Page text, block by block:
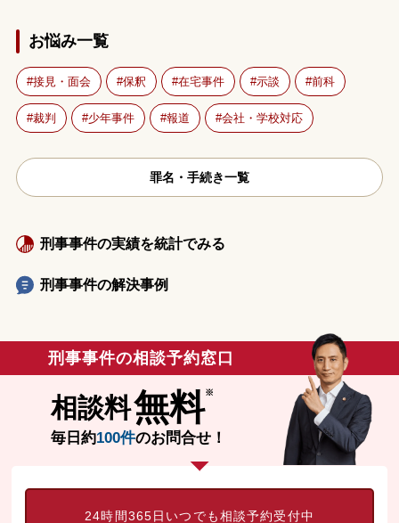
お悩み一覧
接見・面会 保釈 在宅事件 示談 前科
裁判 少年事件 報道 会社・学校対応
罪名・手続き一覧
刑事事件の実績を統計でみる
刑事事件の解決事例
刑事事件の相談予約窓口
相談料無料
毎日約100件のお問合せ！
24時間365日いつでも相談予約受付中